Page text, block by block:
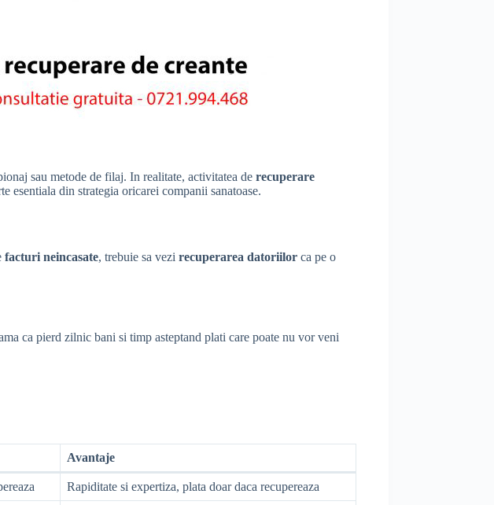
sau metode de filaj. In realitate, activitatea de recuperare
esentiala din strategia oricarei companii sanatoase.
facturi neincasate, trebuie sa vezi recuperarea datoriilor ca pe o
ca pierd zilnic bani si timp asteptand plati care poate nu vor veni
Avantaje
Rapiditate si expertiza, plata doar daca recupereaza